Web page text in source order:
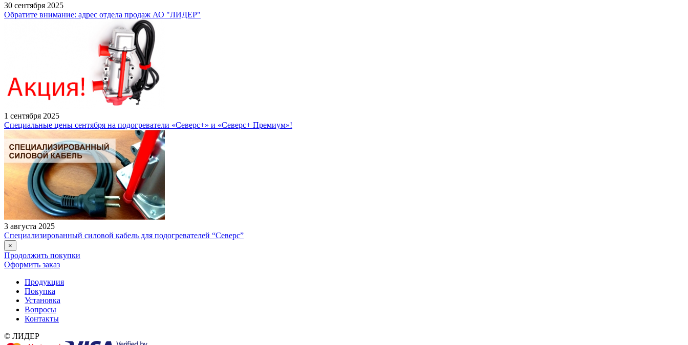
30 сентября 2025
Обратите внимание: адрес отдела продаж АО "ЛИДЕР"
1 сентября 2025
Специальные цены сентября на подогреватели «Северс+» и «Северс+ Премиум»!
3 августа 2025
Специализированный силовой кабель для подогревателей “Северс”
×
Продолжить покупки
Оформить заказ
Продукция
Покупка
Установка
Вопросы
Контакты
© ЛИДЕР